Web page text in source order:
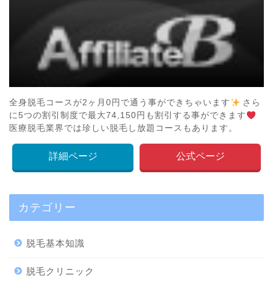
全身脱毛コースが2ヶ月0円で通う事ができちゃいます
さら
に5つの割引制度で最大74,150円も割引する事ができます
医療脱毛業界では珍しい脱毛し放題コースもあります。
詳細ページ 公式ページ
カテゴリー
脱毛基本知識
脱毛クリニック